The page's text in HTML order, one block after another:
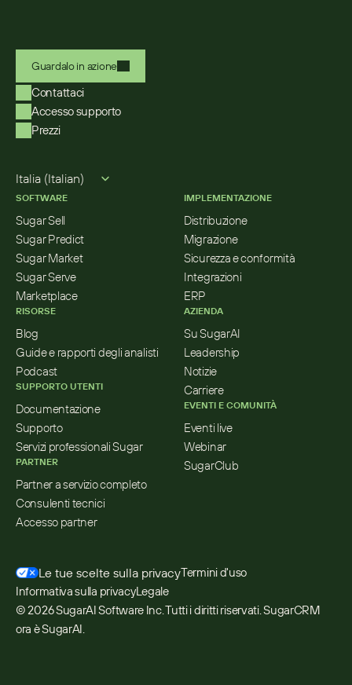
Guardalo in azione
Contattaci
Accesso supporto
Prezzi
Italia (Italian)
SOFTWARE
Sugar Sell
Sugar Predict
Sugar Market
Sugar Serve
Marketplace
RISORSE
Blog
Guide e rapporti degli analisti
Podcast
SUPPORTO UTENTI
Documentazione
Supporto
Servizi professionali Sugar
PARTNER
Partner a servizio completo
Consulenti tecnici
Accesso partner
IMPLEMENTAZIONE
Distribuzione
Migrazione
Sicurezza e conformità
Integrazioni
ERP
AZIENDA
Su SugarAI
Leadership
Notizie
Carriere
EVENTI E COMUNITÀ
Eventi live
Webinar
SugarClub
Le tue scelte sulla privacyTermini d'uso
Informativa sulla privacyLegale
© 2026 SugarAI Software Inc. Tutti i diritti riservati. SugarCRM
ora è SugarAI.